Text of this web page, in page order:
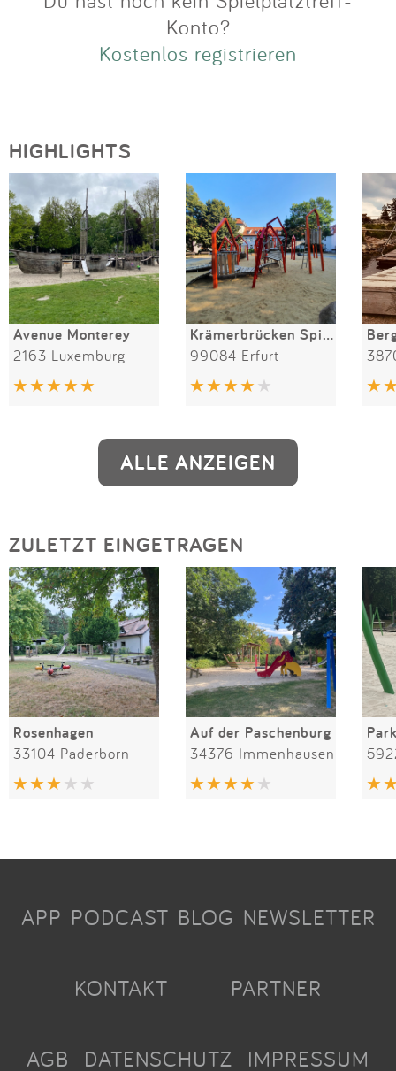
Konto?
Kostenlos registrieren
HIGHLIGHTS
Avenue Monterey
2163 Luxemburg
Krämerbrücken Spielplatz
99084 Erfurt
ALLE ANZEIGEN
ZULETZT EINGETRAGEN
Rosenhagen
33104 Paderborn
Auf der Paschenburg
34376 Immenhausen
APP PODCAST BLOG NEWSLETTER
KONTAKT PARTNER
AGB DATENSCHUTZ IMPRESSUM